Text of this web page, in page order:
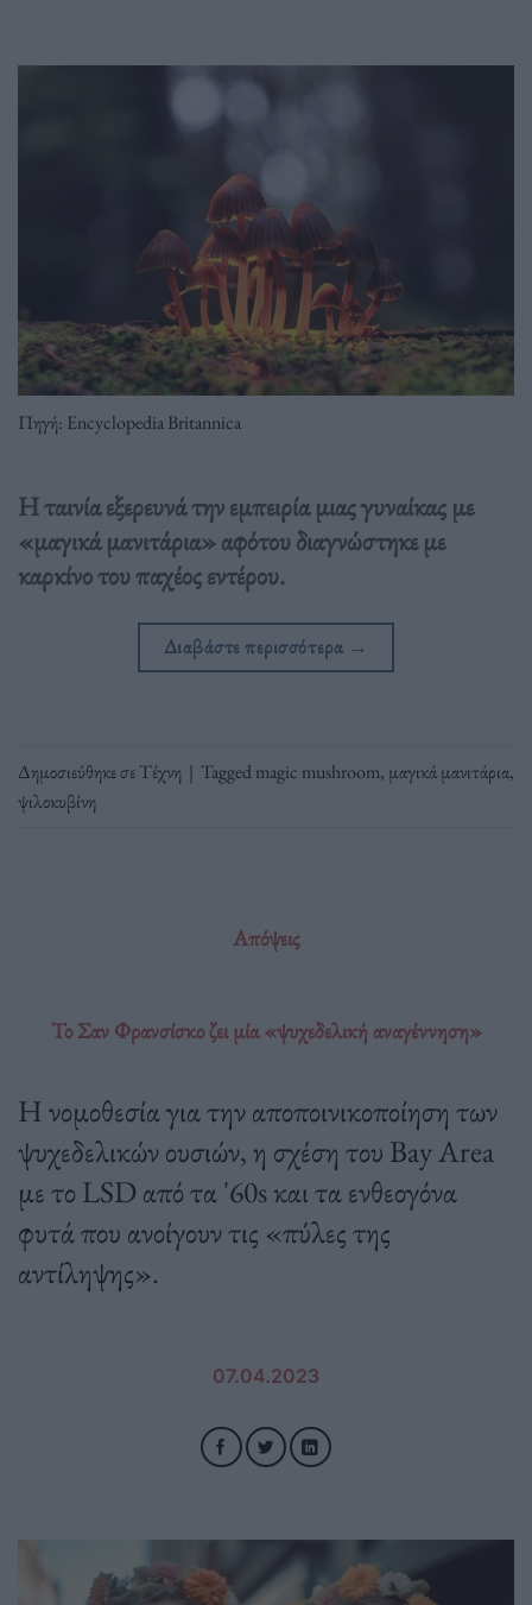
Πηγή: Encyclopedia Britannica
Η ταινία εξερευνά την εμπειρία μιας γυναίκας με
«μαγικά μανιτάρια» αφότου διαγνώστηκε με
καρκίνο του παχέος εντέρου.
Διαβάστε περισσότερα →
Δημοσιεύθηκε σεΤέχνη | Taggedmagic mushroom, μαγικά μανιτάρια,
ψιλοκυβίνη
Απόψεις
Το Σαν Φρανσίσκο ζει μία «ψυχεδελική αναγέννηση»
Η νομοθεσία για την αποποινικοποίηση των
ψυχεδελικών ουσιών, η σχέση του Bay Area
με το LSD από τα '60s και τα ενθεογόνα
φυτά που ανοίγουν τις «πύλες της
αντίληψης».
07.04.2023